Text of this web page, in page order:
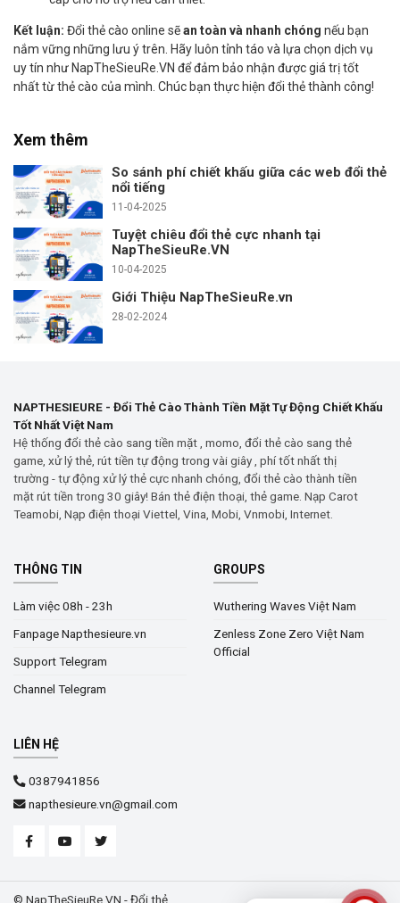
Kết luận: Đổi thẻ cào online sẽan toàn và nhanh chóng nếu bạn
nắm vững những lưu ý trên. Hãy luôn tỉnh táo và lựa chọn dịch vụ
uy tín như NapTheSieuRe.VN để đảm bảo nhận được giá trị tốt
nhất từ thẻ cào của mình. Chúc bạn thực hiện đổi thẻ thành công!
Xem thêm
So sánh phí chiết khấu giữa các web đổi thẻ
nổi tiếng
11-04-2025
Tuyệt chiêu đổi thẻ cực nhanh tại
NapTheSieuRe.VN
10-04-2025
Giới Thiệu NapTheSieuRe.vn
28-02-2024
NAPTHESIEURE - Đổi Thẻ Cào Thành Tiền Mặt Tự Động Chiết Khấu
Tốt Nhất Việt Nam
Hệ thống đổi thẻ cào sang tiền mặt , momo, đổi thẻ cào sang thẻ
game, xử lý thẻ, rút tiền tự động trong vài giây , phí tốt nhất thị
trường - tự động xử lý thẻ cực nhanh chóng, đổi thẻ cào thành tiền
mặt rút tiền trong 30 giây! Bán thẻ điện thoại, thẻ game. Nạp Carot
Teamobi, Nạp điện thoại Viettel, Vina, Mobi, Vnmobi, Internet.
THÔNG TIN
Làm việc 08h - 23h
Fanpage Napthesieure.vn
Support Telegram
Channel Telegram
GROUPS
Wuthering Waves Việt Nam
Zenless Zone Zero Việt Nam
Official
LIÊN HỆ
0387941856
napthesieure.vn@gmail.com
© NapTheSieuRe.VN - Đổi thẻ